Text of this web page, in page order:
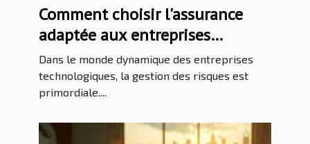
Comment choisir l'assurance
adaptée aux entreprises
technologiques ?
Dans le monde dynamique des entreprises
technologiques, la gestion des risques est
primordiale....